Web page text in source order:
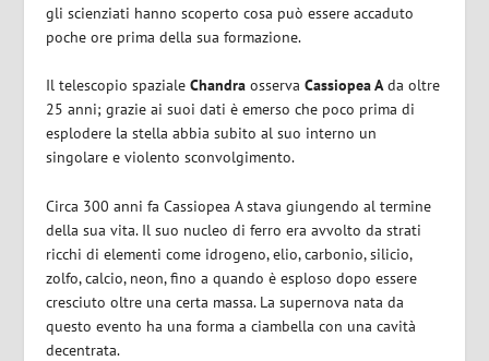
gli scienziati hanno scoperto cosa può essere accaduto
poche ore prima della sua formazione.
Il telescopio spazialeChandra osservaCassiopea Ada oltre
25 anni; grazie ai suoi dati è emerso che poco prima di
esplodere la stella abbia subito al suo interno un
singolare e violento sconvolgimento.
Circa 300 anni fa Cassiopea A stava giungendo al termine
della sua vita. Il suo nucleo di ferro era avvolto da strati
ricchi di elementi come idrogeno, elio, carbonio, silicio,
zolfo, calcio, neon, fino a quando è esploso dopo essere
cresciuto oltre una certa massa. La supernova nata da
questo evento ha una forma a ciambella con una cavità
decentrata.